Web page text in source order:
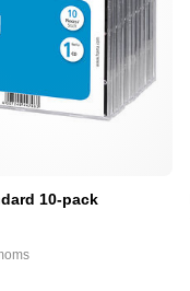
10-pack